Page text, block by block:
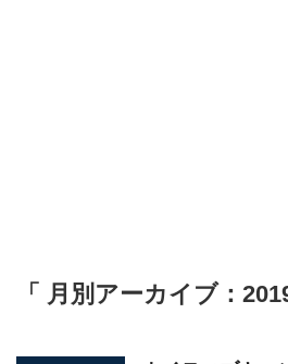
「 月別アーカイブ：